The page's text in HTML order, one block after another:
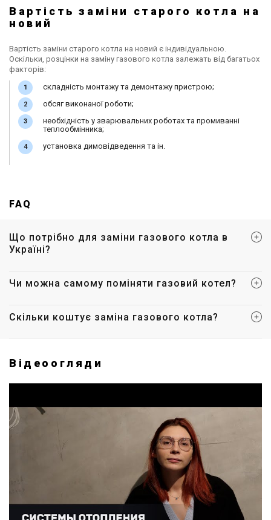
Вартість заміни старого котла на
новий
Вартість заміни старого котла на новий є індивідуальною.
Оскільки, розцінки на заміну газового котла залежать від багатьох
факторів:
складність монтажу та демонтажу пристрою;
обсяг виконаної роботи;
необхідність у зварювальних роботах та промиванні
теплообмінника;
установка димовідведення та ін.
FAQ
Що потрібно для заміни газового котла в
Україні?
Чи можна самому поміняти газовий котел?
Скільки коштує заміна газового котла?
Відеоогляди